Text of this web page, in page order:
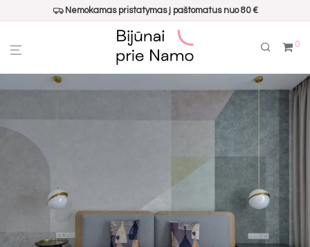
Nemokamas pristatymas į paštomatus nuo 80 €
0